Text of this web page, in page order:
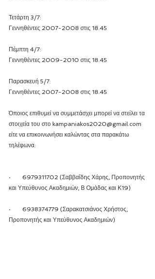
Τετάρτη 3/7:
Γεννηθέντες 2007-2008 στις 18.45
Πέμπτη 4/7:
Γεννηθέντες 2009-2010 στις 18.45
Παρασκευή 5/7:
Γεννηθέντες 2007-2008 στις 18.45
Όποιος επιθυμεί να συμμετάσχει μπορεί να στείλει τα
στοιχεία του στο kampaniakos2020@gmail.com
είτε να επικοινωνήσει καλώντας στα παρακάτω
τηλέφωνα:
·        6979311702 (Σαββαΐδης Χάρης, Προπονητής
και Υπεύθυνος Ακαδημιών, Β Ομάδας και Κ19)
·        6938374779 (Σαρακατσιάνος Χρήστος,
Προπονητής και Υπεύθυνος Ακαδημιών)